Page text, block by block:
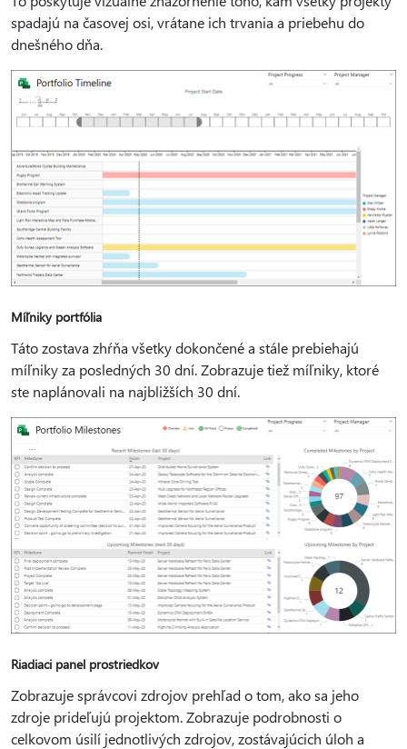
spadajú na časovej osi, vrátane ich trvania a priebehu do
dnešného dňa.
Míľniky portfólia
Táto zostava zhŕňa všetky dokončené a stále prebiehajú
míľniky za posledných 30 dní. Zobrazuje tiež míľniky, ktoré
ste naplánovali na najbližších 30 dní.
Riadiaci panel prostriedkov
Zobrazuje správcovi zdrojov prehľad o tom, ako sa jeho
zdroje prideľujú projektom. Zobrazuje podrobnosti o
celkovom úsilí jednotlivých zdrojov, zostávajúcich úloh a